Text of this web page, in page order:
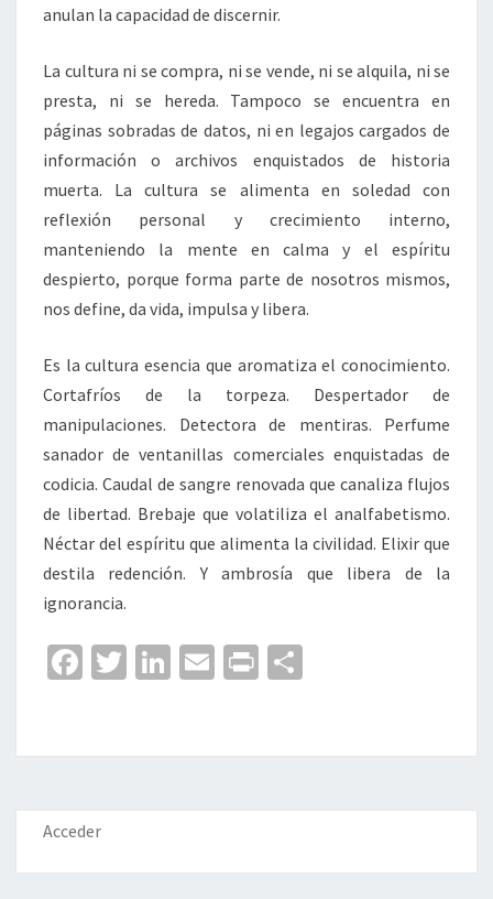
anulan la capacidad de discernir.
La cultura ni se compra, ni se vende, ni se alquila, ni se
presta, ni se hereda. Tampoco se encuentra en
páginas sobradas de datos, ni en legajos cargados de
información o archivos enquistados de historia
muerta. La cultura se alimenta en soledad con
reflexión personal y crecimiento interno,
manteniendo la mente en calma y el espíritu
despierto, porque forma parte de nosotros mismos,
nos define, da vida, impulsa y libera.
Es la cultura esencia que aromatiza el conocimiento.
Cortafríos de la torpeza. Despertador de
manipulaciones. Detectora de mentiras. Perfume
sanador de ventanillas comerciales enquistadas de
codicia. Caudal de sangre renovada que canaliza flujos
de libertad. Brebaje que volatiliza el analfabetismo.
Néctar del espíritu que alimenta la civilidad. Elixir que
destila redención. Y ambrosía que libera de la
ignorancia.
Fa
o
o
k
T
er
Li
dI
n
E
l
Pr
p
ar
Acceder